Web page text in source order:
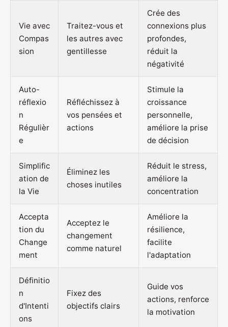
Vie avec
Compas
sion
Traitez-vous et
les autres avec
gentillesse
Crée des
connexions plus
profondes,
réduit la
négativité
Auto-
réflexio
n
Régulièr
e
Réfléchissez à
vos pensées et
actions
Stimule la
croissance
personnelle,
améliore la prise
de décision
Simplific
ation de
la Vie
Éliminez les
choses inutiles
Réduit le stress,
améliore la
concentration
Accepta
tion du
Change
ment
Acceptez le
changement
comme naturel
Améliore la
résilience,
facilite
l'adaptation
Définitio
n
d'Intenti
ons
Fixez des
objectifs clairs
Guide vos
actions, renforce
la motivation